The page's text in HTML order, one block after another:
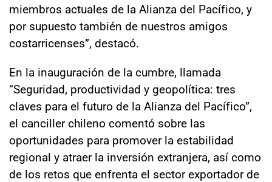
miembros actuales de la Alianza del Pacífico, y
por supuesto también de nuestros amigos
costarricenses”, destacó.
En la inauguración de la cumbre, llamada
“Seguridad, productividad y geopolítica: tres
claves para el futuro de la Alianza del Pacífico”,
el canciller chileno comentó sobre las
oportunidades para promover la estabilidad
regional y atraer la inversión extranjera, así como
de los retos que enfrenta el sector exportador de